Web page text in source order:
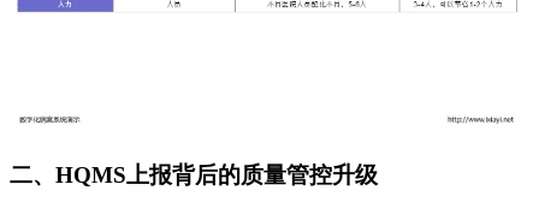
二、HQMS上报背后的质量管控升级